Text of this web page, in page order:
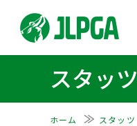
スタッツ
ホーム スタッツ